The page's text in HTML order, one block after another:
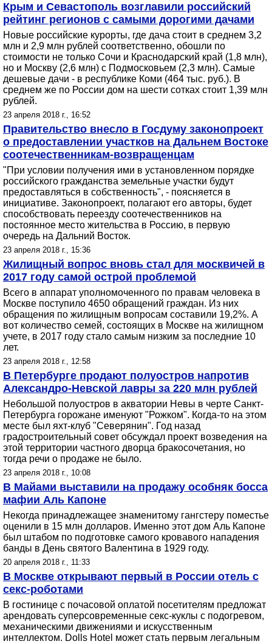
Крым и Севастополь возглавили российский
рейтинг регионов с самыми дорогими дачами
Новые российские курорты, где дача стоит в среднем 3,2
млн и 2,9 млн рублей соответственно, обошли по
стоимости не только Сочи и Краснодарский край (1,8 млн),
но и Москву (2,6 млн) с Подмосковьем (2,3 млн). Самые
дешевые дачи - в республике Коми (464 тыс. руб.). В
среднем же по России дом на шести сотках стоит 1,39 млн
рублей.
23 апреля 2018 г., 16:52
Правительство внесло в Госдуму законопроект
о предоставлении участков на Дальнем Востоке
соотечественникам-возвращенцам
"При условии получения ими в установленном порядке
российского гражданства земельные участки будут
предоставляться в собственность", - поясняется в
инициативе. Законопроект, полагают его авторы, будет
способствовать переезду соотечественников на
постоянное место жительства в Россию, в первую
очередь на Дальний Восток.
23 апреля 2018 г., 15:36
Жилищный вопрос вновь стал для москвичей в
2017 году самой острой проблемой
Всего в аппарат уполномоченного по правам человека в
Москве поступило 4650 обращений граждан. Из них
обращения по жилищным вопросам составили 19,2%. А
вот количество семей, состоящих в Москве на жилищном
учете, в 2017 году стало самым низким за последние 10
лет.
23 апреля 2018 г., 12:58
В Петербурге продают полуостров напротив
Александро-Невской лавры за 220 млн рублей
Небольшой полуостров в акватории Невы в черте Санкт-
Петербурга горожане именуют "Рожком". Когда-то на этом
месте был яхт-клуб "Северянин". Год назад
градостроительный совет обсуждал проект возведения на
этой территории частного дворца бракосочетания, но
тогда речи о продаже не было.
23 апреля 2018 г., 10:08
В Майами выставили на продажу особняк босса
мафии Аль Капоне
Некогда принадлежащее знаменитому гангстеру поместье
оценили в 15 млн долларов. Именно этот дом Аль Капоне
был штабом по подготовке самого кровавого нападения
банды в День святого Валентина в 1929 году.
20 апреля 2018 г., 11:33
В Москве открывают первый в России отель с
секс-роботами
В гостинице с почасовой оплатой посетителям предложат
арендовать суперсовременные секс-куклы с подогревом,
механическими движениями и искусственным
интеллектом. Dolls Hotel может стать первым легальным